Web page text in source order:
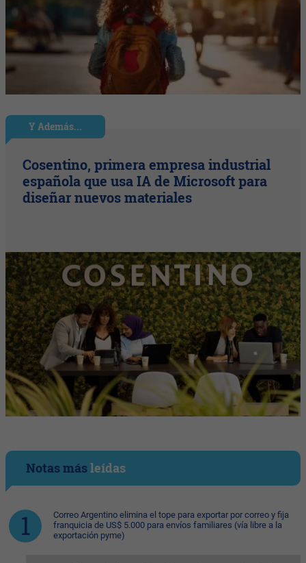
Y Además...
Cosentino, primera empresa industrial
española que usa IA de Microsoft para
diseñar nuevos materiales
Notas másleídas
Correo Argentino elimina el tope para exportar por correo y fija
franquicia de US$ 5.000 para envíos familiares (vía libre a la
exportación pyme)